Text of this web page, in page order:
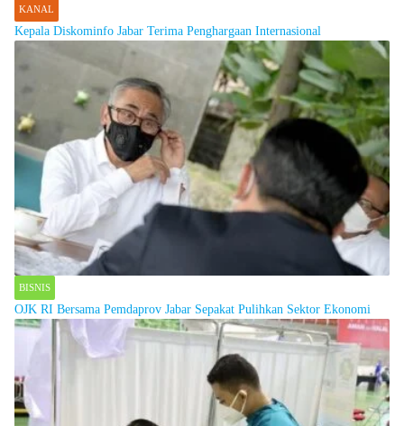
KANAL
Kepala Diskominfo Jabar Terima Penghargaan Internasional
BISNIS
OJK RI Bersama Pemdaprov Jabar Sepakat Pulihkan Sektor Ekonomi